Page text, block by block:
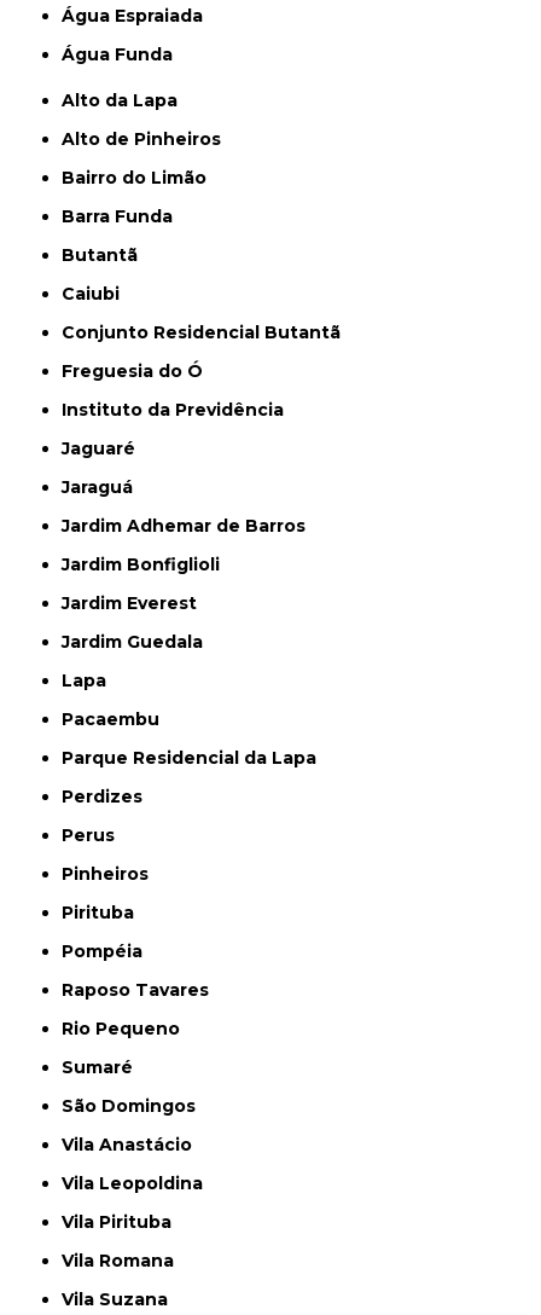
Água Espraiada
Água Funda
Alto da Lapa
Alto de Pinheiros
Bairro do Limão
Barra Funda
Butantã
Caiubi
Conjunto Residencial Butantã
Freguesia do Ó
Instituto da Previdência
Jaguaré
Jaraguá
Jardim Adhemar de Barros
Jardim Bonfiglioli
Jardim Everest
Jardim Guedala
Lapa
Pacaembu
Parque Residencial da Lapa
Perdizes
Perus
Pinheiros
Pirituba
Pompéia
Raposo Tavares
Rio Pequeno
Sumaré
São Domingos
Vila Anastácio
Vila Leopoldina
Vila Pirituba
Vila Romana
Vila Suzana